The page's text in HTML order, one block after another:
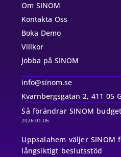
Om SINOM
Kontakta Oss
Boka Demo
Villkor
Jobba på SINOM
info@sinom.se
Kvarnbergsgatan 2, 411 05
Så förändrar SINOM
2026-01-06
Uppsalahem väljer SINOM
långsiktigt beslutsstöd